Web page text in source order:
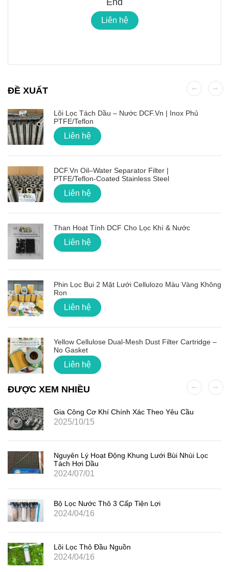
Liên hệ
ĐỀ XUẤT
Lõi Lọc Tách Dầu – Nước DCF.vn | Inox Phủ
PTFE/Teflon
Liên hệ
DCF.vn Oil–Water Separator Filter |
PTFE/Teflon‑Coated Stainless Steel
Liên hệ
Than Hoạt Tính DCF Cho Lọc Khí & Nước
Liên hệ
Phin Lọc Bụi 2 Mặt Lưới Cellulozo Màu Vàng Không
Ron
Liên hệ
Yellow Cellulose Dual-Mesh Dust Filter Cartridge –
No Gasket
Liên hệ
ĐƯỢC XEM NHIỀU
Gia Công Cơ Khí Chính Xác Theo Yêu Cầu
2025/10/15
Nguyên Lý Hoạt Động Khung Lưới Bùi Nhùi Lọc
Tách Hơi Dầu
2024/07/01
Bộ Lọc Nước Thô 3 Cấp Tiện Lợi
2024/04/16
Lõi Lọc Thô Đầu Nguồn
2024/04/16